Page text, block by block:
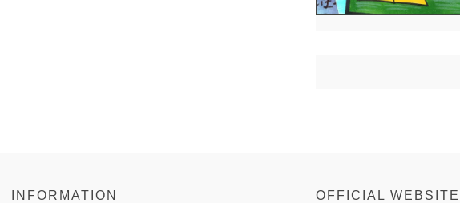
INFORMATION OFFICIAL WEBSITE